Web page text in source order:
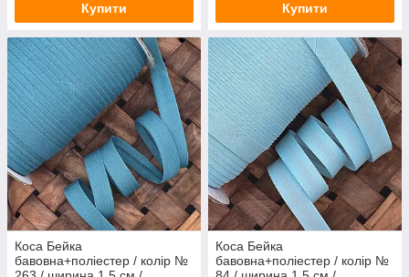
Купити Купити
Коса Бейка
бавовна+поліестер / колір №
Коса Бейка
бавовна+поліестер / колір №